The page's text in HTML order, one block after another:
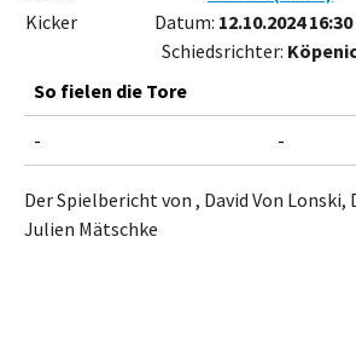
Kicker
Datum: 12.10.2024
Schiedsrichter:
So fielen die Tore
- -
Der Spielbericht von , David Von Lonski,
Julien Mätschke